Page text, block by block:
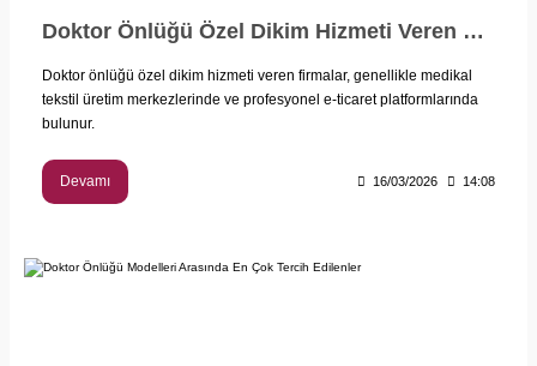
Doktor Önlüğü Özel Dikim Hizmeti Veren Firmalar Nerede Bulunur?
Doktor önlüğü özel dikim hizmeti veren firmalar, genellikle medikal
tekstil üretim merkezlerinde ve profesyonel e-ticaret platformlarında
bulunur.
Devamı 16/03/2026 14:08